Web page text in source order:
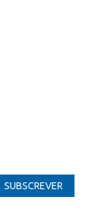
SUBSCREVER